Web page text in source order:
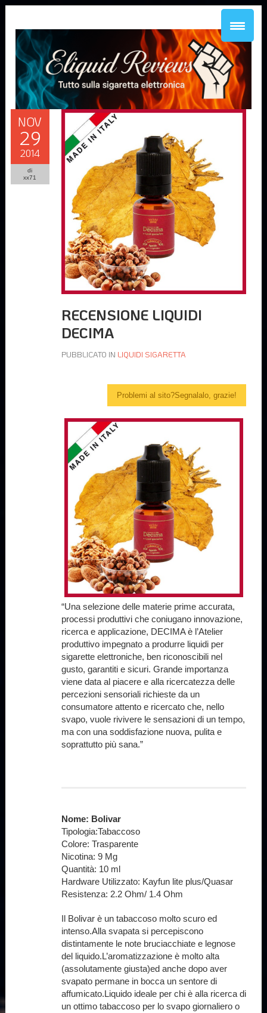
NOV
29
2014
di
xx71
RECENSIONE LIQUIDI
DECIMA
PUBBLICATO IN LIQUIDI SIGARETTA
Problemi al sito?Segnalalo, grazie!
“Una selezione delle materie prime accurata,
processi produttivi che coniugano innovazione,
ricerca e applicazione, DECIMA è l’Atelier
produttivo impegnato a produrre liquidi per
sigarette elettroniche, ben riconoscibili nel
gusto, garantiti e sicuri. Grande importanza
viene data al piacere e alla ricercatezza delle
percezioni sensoriali richieste da un
consumatore attento e ricercato che, nello
svapo, vuole rivivere le sensazioni di un tempo,
ma con una soddisfazione nuova, pulita e
soprattutto più sana.”
Nome: Bolivar
Tipologia:Tabaccoso
Colore: Trasparente
Nicotina: 9 Mg
Quantità: 10 ml
Hardware Utilizzato: Kayfun lite plus/Quasar
Resistenza: 2.2 Ohm/ 1.4 Ohm
Il Bolivar è un tabaccoso molto scuro ed
intenso.Alla svapata si percepiscono
distintamente le note bruciacchiate e legnose
del liquido.L’aromatizzazione è molto alta
(assolutamente giusta)ed anche dopo aver
svapato permane in bocca un sentore di
affumicato.Liquido ideale per chi è alla ricerca di
un ottimo tabaccoso per lo svapo giornaliero o